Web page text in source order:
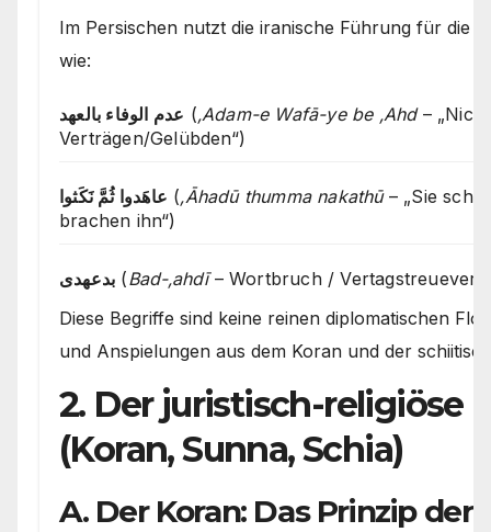
Im Persischen nutzt die iranische Führung für die
wie:
عدم الوفاء بالعهد (‚Adam-e Wafā-ye be ‚Ahd–
Verträgen/Gelübden“)
عاهَدوا ثُمَّ نَكَثوا (‚Āhadū thumma nakathū– „Sie
brachen ihn“)
بدعهدی (Bad-‚ahdī– Wortbruch /
Diese Begriffe sind keine reinen diplomatischen
und Anspielungen aus dem Koran und der
2. Der juristisch-religiöse
(Koran, Sunna, Schia)
A. Der Koran: Das Prinzip